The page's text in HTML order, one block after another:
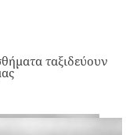
ταξιδεύουν